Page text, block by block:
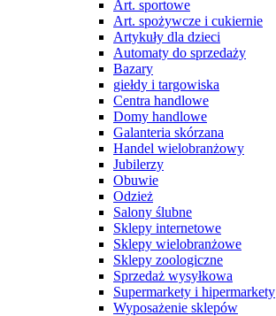
Art. sportowe
Art. spożywcze i cukiernie
Artykuły dla dzieci
Automaty do sprzedaży
Bazary
giełdy i targowiska
Centra handlowe
Domy handlowe
Galanteria skórzana
Handel wielobranżowy
Jubilerzy
Obuwie
Odzież
Salony ślubne
Sklepy internetowe
Sklepy wielobranżowe
Sklepy zoologiczne
Sprzedaż wysyłkowa
Supermarkety i hipermarkety
Wyposażenie sklepów